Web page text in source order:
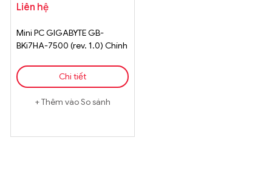
Liên hệ
Mini PC GIGABYTE GB-
BKi7HA-7500 (rev. 1.0) Chính
Chi tiết
Thêm vào So sánh